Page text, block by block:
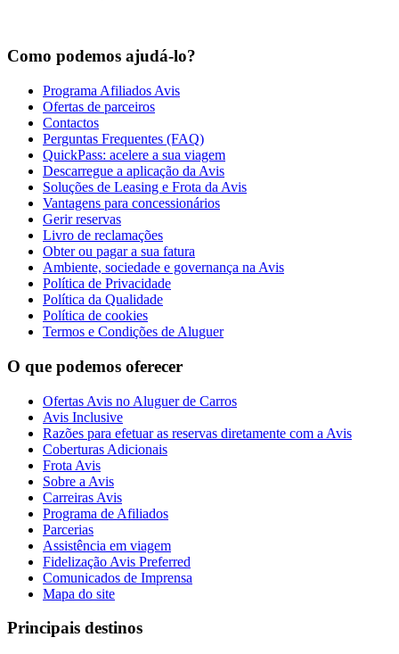
Como podemos ajudá-lo?
Programa Afiliados Avis
Ofertas de parceiros
Contactos
Perguntas Frequentes (FAQ)
QuickPass: acelere a sua viagem
Descarregue a aplicação da Avis
Soluções de Leasing e Frota da Avis
Vantagens para concessionários
Gerir reservas
Livro de reclamações
Obter ou pagar a sua fatura
Ambiente, sociedade e governança na Avis
Política de Privacidade
Política da Qualidade
Política de cookies
Termos e Condições de Aluguer
O que podemos oferecer
Ofertas Avis no Aluguer de Carros
Avis Inclusive
Razões para efetuar as reservas diretamente com a Avis
Coberturas Adicionais
Frota Avis
Sobre a Avis
Carreiras Avis
Programa de Afiliados
Parcerias
Assistência em viagem
Fidelização Avis Preferred
Comunicados de Imprensa
Mapa do site
Principais destinos